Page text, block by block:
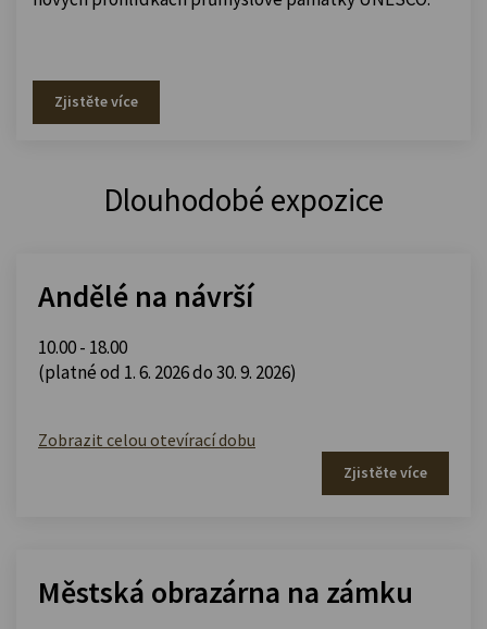
Zjistěte více
Dlouhodobé expozice
Andělé na návrší
10.00 - 18.00
(platné od 1. 6. 2026 do 30. 9. 2026)
Zobrazit celou otevírací dobu
Zjistěte více
Městská obrazárna na zámku